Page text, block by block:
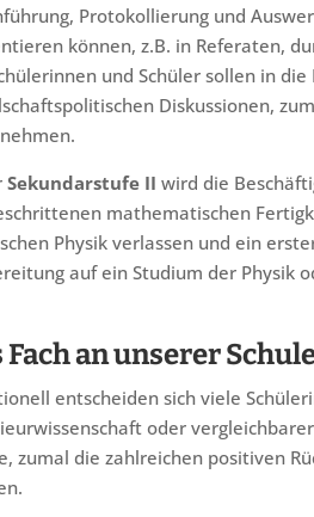
Protokollierung und
können, z.B. in Referaten,
und Schüler sollen in
Diskussionen,
Sekundarstufe IIwird die
mathematischen
Physik verlassen und ein
auf ein Studium der Physik
Fach an unserer
entscheiden sich viele
oder
zumal die zahlreichen positiven